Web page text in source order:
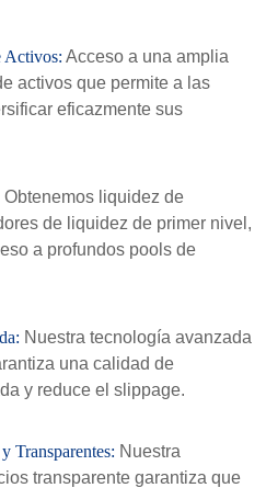
Activos: Acceso a una amplia
activos que permite a las
eficazmente sus
Obtenemos liquidez de
de liquidez de primer nivel,
a profundos pools de
Nuestra tecnología avanzada
una calidad de
y reduce el slippage.
Transparentes: Nuestra
transparente garantiza que